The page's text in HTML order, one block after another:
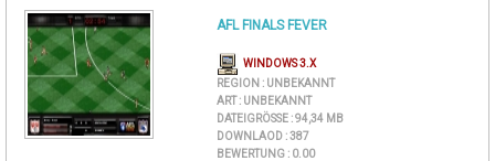
AFL FINALS FEVER
WINDOWS 3.X
REGION : UNBEKANNT
ART : UNBEKANNT
DATEIGRÖSSE : 94,34 MB
DOWNLAOD :387
BEWERTUNG : 0.00